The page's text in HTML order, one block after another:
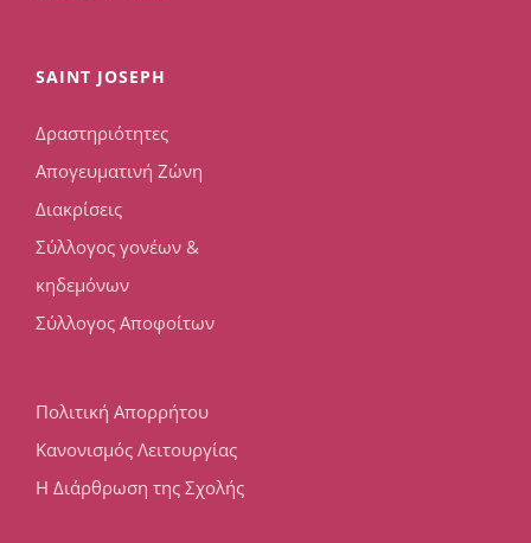
SAINT JOSEPH
Δραστηριότητες
Απογευματινή Ζώνη
Διακρίσεις
Σύλλογος γονέων &
κηδεμόνων
Σύλλογος Αποφοίτων
Πολιτική Απορρήτου
Κανονισμός Λειτουργίας
Η Διάρθρωση της Σχολής